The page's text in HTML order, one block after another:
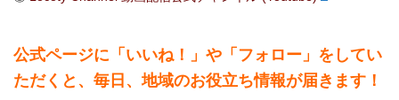
公式ページに「いいね！」や「フォロー」をしてい
ただくと、毎日、地域のお役立ち情報が届きます！